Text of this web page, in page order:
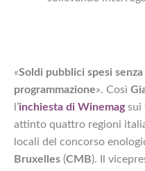
«Soldi pubblici spesi
programmazione». Così
l’inchiesta di Winemagsui
attinto quattro regioni
locali del concorso
Bruxelles (CMB). Il